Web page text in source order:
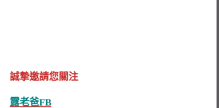
誠摯邀請您關注
露老爸FB